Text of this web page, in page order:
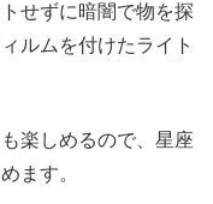
せずに暗闇で物を探
ルムを付けたライト
楽しめるので、星座
ます。